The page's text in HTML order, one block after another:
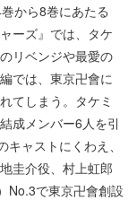
から8巻にあたる
ーズ』では、タケ
リベンジや最愛の
では、東京卍會に
てしまう。タケミ
成メンバー6人を引
ャストにくわえ、
圭介役、村上虹郎
No.3で東京卍會創設